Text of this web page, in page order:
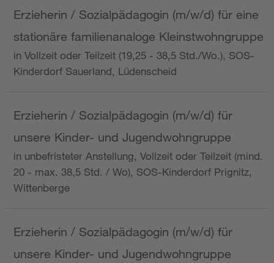
Erzieherin / Sozialpädagogin (m/w/d) für eine
stationäre familienanaloge Kleinstwohngruppe
in Vollzeit oder Teilzeit (19,25 - 38,5 Std./Wo.), SOS-
Kinderdorf Sauerland, Lüdenscheid
Erzieherin / Sozialpädagogin (m/w/d) für
unsere Kinder- und Jugendwohngruppe
in unbefristeter Anstellung, Vollzeit oder Teilzeit (mind.
20 - max. 38,5 Std. / Wo), SOS-Kinderdorf Prignitz,
Wittenberge
Erzieherin / Sozialpädagogin (m/w/d) für
unsere Kinder- und Jugendwohngruppe